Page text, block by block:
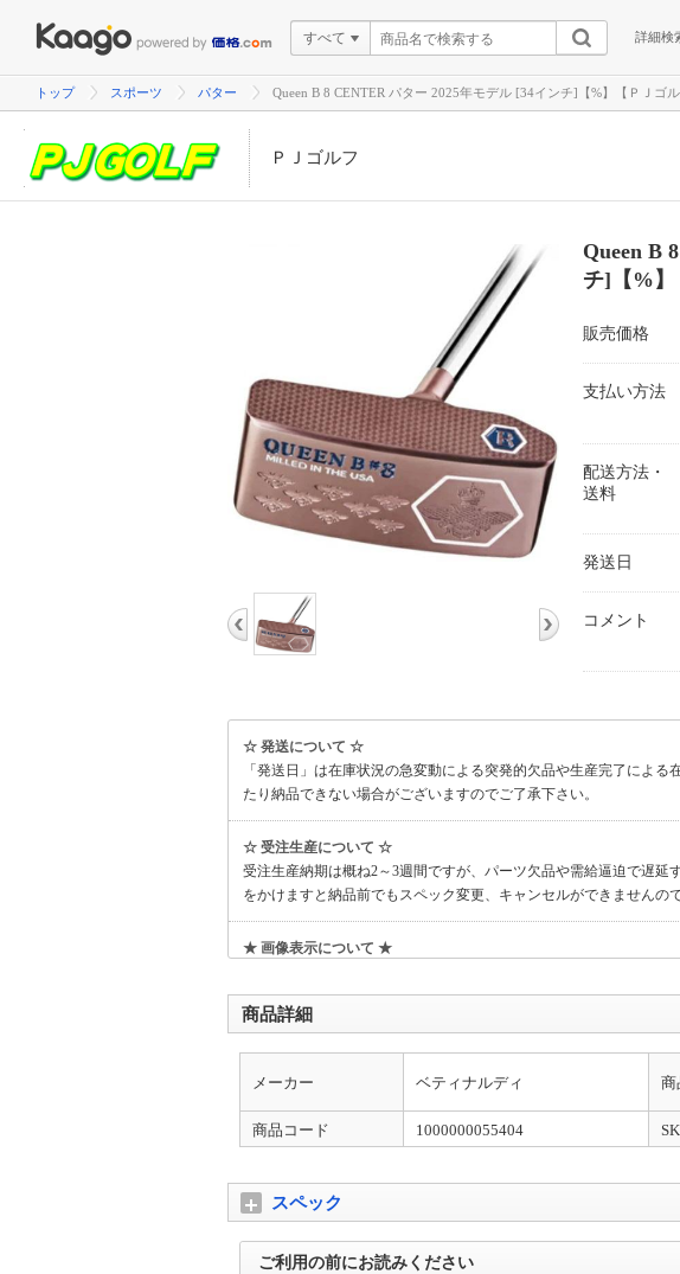
すべて 詳細検
トップ スポーツ パター Queen B 8 CENTER パター 2025年モデル [34インチ]【%】【ＰＪゴル
ＰＪゴルフ
Queen B
チ]【%】
販売価格
支払い方法
配送方法・
送料
発送日
コメント
☆ 発送について ☆
「発送日」は在庫状況の急変動による突発的欠品や生産完了によ
たり納品できない場合がございますのでご了承下さい。
☆ 受注生産について ☆
受注生産納期は概ね2～3週間ですが、パーツ欠品や需給逼迫で遅
をかけますと納品前でもスペック変更、キャンセルができませんの
★ 画像表示について ★
定スペックで手配させていただきますのでご安心ください。
☆ 品番表示について ☆
品番後ろ【 】内の符号は単なる弊店の製品識別区分です。 品質・
商品詳細
メーカー ベティナルディ 商
商品コード
1000000055404
スペック
ご利用の前にお読みください